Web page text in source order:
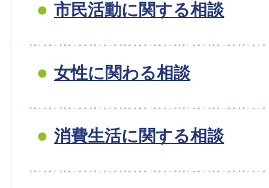
市民活動に関する相談
女性に関わる相談
消費生活に関する相談